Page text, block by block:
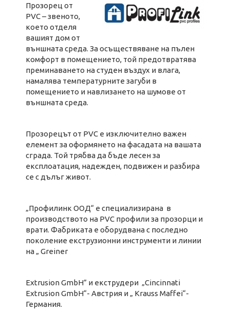
Прозорец от
PVC – звеното,
което отделя
вашият дом от
външната среда. За осъществяване на пълен
комфорт в помещението, той предотвратява
преминаването на студен въздух и влага,
намалява температурните загуби в
помещението и навлизането на шумове от
външната среда.
Прозорецът от PVC е изключително важен
елемент за оформянето на фасадата на вашата
сграда. Той трябва да бъде лесен за
експлоатация, надежден, подвижен и разбира
се с дълъг живот.
„Профилинк ООД“ е специализирана в
производството на PVC профили за прозорци и
врати. Фабриката е оборудвана с последно
поколение екструзионни инструменти и линии
на „ Greiner
Extrusion GmbH” и екструдери „Cincinnati
Extrusion GmbH“- Австрия и „ Krauss Maffei“-
Германия.